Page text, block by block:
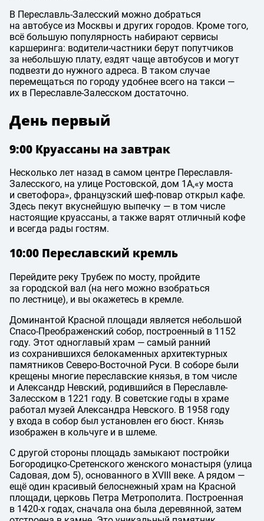
В Переславль-Залесский можно добраться
на автобусе из Москвы и других городов. Кроме того,
всё большую популярность набирают сервисы
каршеринга: водители-частники берут попутчиков
за небольшую плату, ездят чаще автобусов и могут
подвезти до нужного адреса. В таком случае
перемещаться по городу удобнее всего на такси —
их в Переславле-Залесском достаточно.
День первый
9:00 Круассаны на завтрак
Несколько лет назад в самом центре Переславля-
Залесского, на улице Ростовской, дом 1А,«у моста
и светофора», французский шеф-повар открыл кафе.
Здесь пекут вкуснейшую выпечку — в том числе
настоящие круассаны, а также варят отличный кофе
и всегда рады гостям.
10:00 Переславский кремль
Перейдите реку Трубеж по мосту, пройдите
за городской вал (на него можно взобраться
по лестнице), и вы окажетесь в кремле.
Доминантой Красной площади является небольшой
Спасо-Преображенский собор, построенный в 1152
году. Этот одноглавый храм — самый ранний
из сохранившихся белокаменных архитектурных
памятников Северо-Восточной Руси. В соборе были
крещены многие переславские князья, в том числе
и Александр Невский, родившийся в Переславле-
Залесском в 1221 году. В советские годы в храме
работал музей Александра Невского. В 1958 году
у входа в собор был установлен его бюст. Князь
изображен в кольчуге и в шлеме.
С другой стороны площадь замыкают постройки
Богородицко-Сретенского женского монастыря (улица
Садовая, дом 5), основанного в XVIII веке. А рядом —
ещё один красивый белоснежный храм на Красной
площади, церковь Петра Метрополита. Построенная
в 1420-х годах, сначала она была деревянной, затем